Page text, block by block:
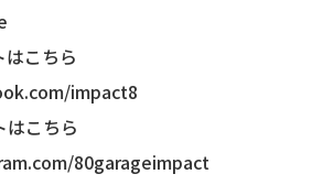
こちら
impact8
こちら
80garageimpact